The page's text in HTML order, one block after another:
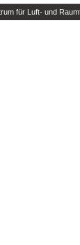
für Luft- und